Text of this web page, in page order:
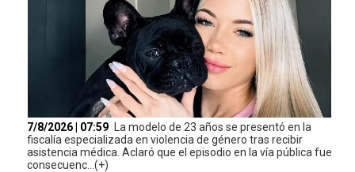
7/8/2026 | 07:59 La modelo de 23 años se presentó en la
fiscalía especializada en violencia de género tras recibir
asistencia médica. Aclaró que el episodio en la vía pública fue
consecuenc...(+)